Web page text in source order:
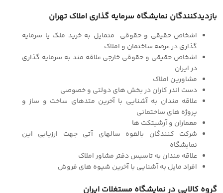
بازدیدکنندگان نمایشگاه سرمایه گذاری املاک تهران
اشخاص حقیقی و حقوقی متمایل به خرید ملک یا سرمایه
گذاری در عرصه ساختمان و املاک
اشخاص حقیقی و حقوقی خارجی علاقه مند به سرمایه گذاری
در ایران
مشاورین املاک
دست اندر کاران در بخش های دولتی و خصوصی
علاقه مندان به آشنایی با آخرین متدهای ساخت و ساز و
پروژه های ساختمانی
معماران و آرشیتکت ها
شرکت کنندگان بالقوه سالهای آتی جهت ارزیابی این
نمایشگاه
علاقه مندان به تاسیس دفتر مشاور املاک
افراد مایل به آشنایی با آخرین شیوه های فروش
گروه کالایی در نمایشگاه مستغلات ایران